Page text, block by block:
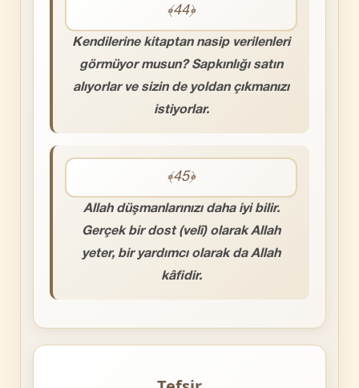
﴾44﴿
Kendilerine kitaptan nasip verilenleri
görmüyor musun? Sapkınlığı satın
alıyorlar ve sizin de yoldan çıkmanızı
istiyorlar.
﴾45﴿
Allah düşmanlarınızı daha iyi bilir.
Gerçek bir dost (velî) olarak Allah
yeter, bir yardımcı olarak da Allah
kâfidir.